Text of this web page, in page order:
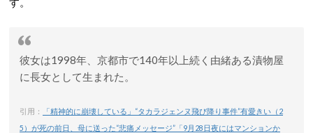
彼女は1998年、京都市で140年以上続く由緒ある漬物屋
に長女として生まれた。
引用：
「精神的に崩壊している」“タカラジェンヌ飛び降り事件”有愛きい（2
5）が死の前日、母に送った“悲痛メッセージ”「9月28日夜にはマンションか